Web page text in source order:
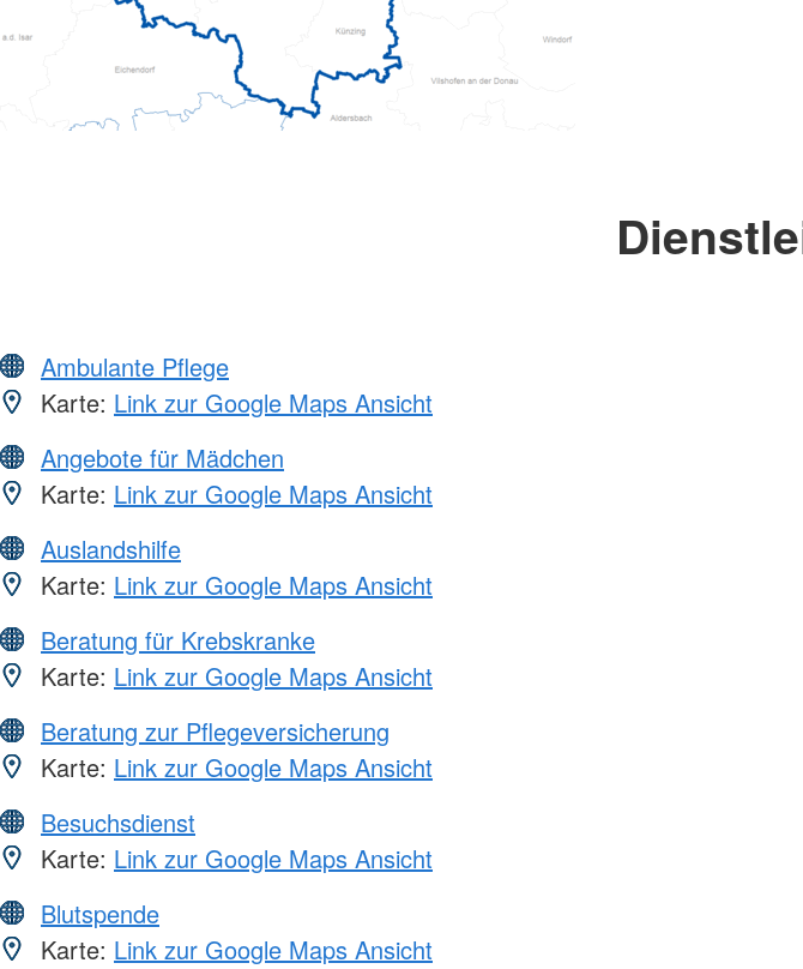
Ambulante Pflege
Karte: Link zur Google Maps Ansicht
Angebote für Mädchen
Karte: Link zur Google Maps Ansicht
Auslandshilfe
Karte: Link zur Google Maps Ansicht
Beratung für Krebskranke
Karte: Link zur Google Maps Ansicht
Beratung zur Pflegeversicherung
Karte: Link zur Google Maps Ansicht
Besuchsdienst
Karte: Link zur Google Maps Ansicht
Blutspende
Karte: Link zur Google Maps Ansicht